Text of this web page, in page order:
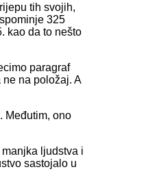
tih svojih,
325
kao da to nešto
paragraf
na položaj. A
Međutim, ono
ljudstva i
sastojalo u